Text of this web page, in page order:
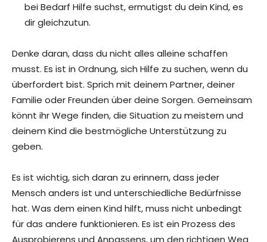
bei Bedarf Hilfe suchst, ermutigst du dein Kind, es
dir gleichzutun.
Denke daran, dass du nicht alles alleine schaffen
musst. Es ist in Ordnung, sich Hilfe zu suchen, wenn du
überfordert bist. Sprich mit deinem Partner, deiner
Familie oder Freunden über deine Sorgen. Gemeinsam
könnt ihr Wege finden, die Situation zu meistern und
deinem Kind die bestmögliche Unterstützung zu
geben.
Es ist wichtig, sich daran zu erinnern, dass jeder
Mensch anders ist und unterschiedliche Bedürfnisse
hat. Was dem einen Kind hilft, muss nicht unbedingt
für das andere funktionieren. Es ist ein Prozess des
Ausprobierens und Anpassens, um den richtigen Weg